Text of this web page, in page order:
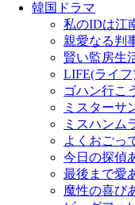
韓国ドラマ
私のIDは江
親愛なる判
賢い監房生
LIFE(ライ
ゴハン行こ
ミスターサ
ミスハンム
よくおごっ
今日の探偵
最後まで愛
魔性の喜び